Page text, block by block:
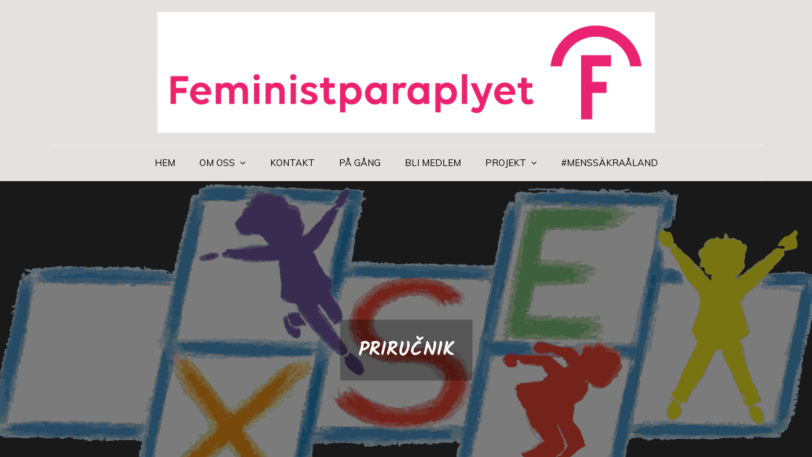
HEM OM OSS KONTAKT PÅ GÅNG BLI MEDLEM PROJEKT #MENSSÄKRAÅLAND
PRIRUČNIK